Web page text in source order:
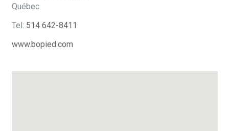
Québec
Tel: 514 642-8411
www.bopied.com